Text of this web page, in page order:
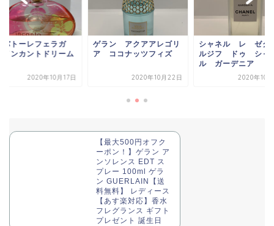
バトーレフェラガ
ンカントドリーム
2020年10月17日
ゲラン アクアアレゴリ
ア ココナッツフィズ
2020年10月22日
シャネル レ ゼク
ルジフ ドゥ シャ
ル ガーデニア
2020年10
【最大500円オフク
ーポン！】ゲラン ア
ンソレンス EDT ス
プレー 100ml ゲラ
ン GUERLAIN【送
料無料】 レディース
【あす楽対応】香水
フレグランス ギフト
プレゼント 誕生日